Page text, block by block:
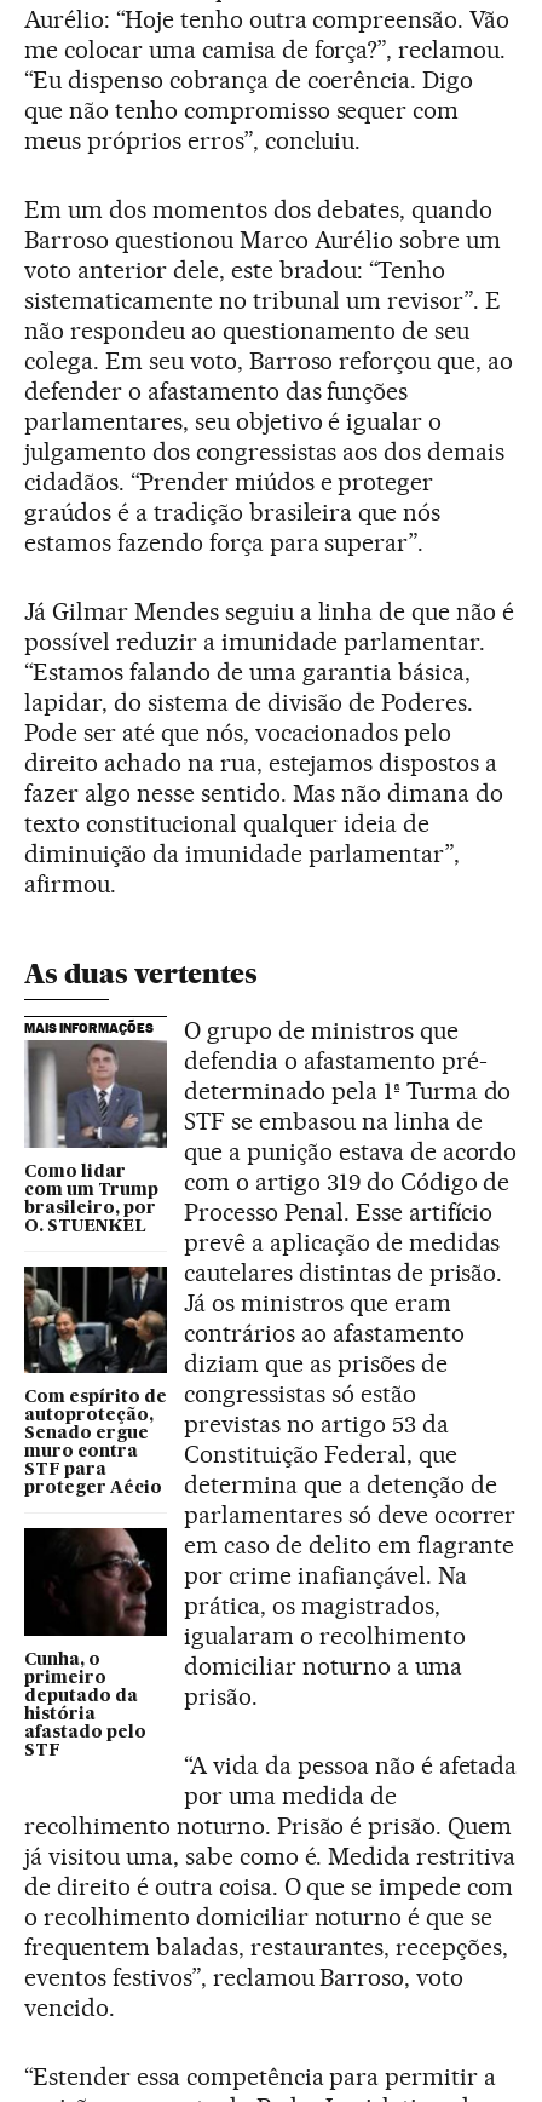
Aurélio: “Hoje tenho outra compreensão. Vão
me colocar uma camisa de força?”, reclamou.
“Eu dispenso cobrança de coerência. Digo
que não tenho compromisso sequer com
meus próprios erros”, concluiu.
Em um dos momentos dos debates, quando
Barroso questionou Marco Aurélio sobre um
voto anterior dele, este bradou: “Tenho
sistematicamente no tribunal um revisor”. E
não respondeu ao questionamento de seu
colega. Em seu voto, Barroso reforçou que, ao
defender o afastamento das funções
parlamentares, seu objetivo é igualar o
julgamento dos congressistas aos dos demais
cidadãos. “Prender miúdos e proteger
graúdos é a tradição brasileira que nós
estamos fazendo força para superar”.
Já Gilmar Mendes seguiu a linha de que não é
possível reduzir a imunidade parlamentar.
“Estamos falando de uma garantia básica,
lapidar, do sistema de divisão de Poderes.
Pode ser até que nós, vocacionados pelo
direito achado na rua, estejamos dispostos a
fazer algo nesse sentido. Mas não dimana do
texto constitucional qualquer ideia de
diminuição da imunidade parlamentar”,
afirmou.
As duas vertentes
MAIS INFORMAÇÕES
Como lidar
com um Trump
brasileiro, por
O. STUENKEL
Com espírito de
autoproteção,
Senado ergue
muro contra
STF para
proteger Aécio
Cunha, o
primeiro
deputado da
história
afastado pelo
STF
O grupo de ministros que
defendia o afastamento pré-
determinado pela 1ª Turma do
STF se embasou na linha de
que a punição estava de acordo
com o artigo 319 do Código de
Processo Penal. Esse artifício
prevê a aplicação de medidas
cautelares distintas de prisão.
Já os ministros que eram
contrários ao afastamento
diziam que as prisões de
congressistas só estão
previstas no artigo 53 da
Constituição Federal, que
determina que a detenção de
parlamentares só deve ocorrer
em caso de delito em flagrante
por crime inafiançável. Na
prática, os magistrados,
igualaram o recolhimento
domiciliar noturno a uma
prisão.
“A vida da pessoa não é afetada
por uma medida de
recolhimento noturno. Prisão é prisão. Quem
já visitou uma, sabe como é. Medida restritiva
de direito é outra coisa. O que se impede com
o recolhimento domiciliar noturno é que se
frequentem baladas, restaurantes, recepções,
eventos festivos”, reclamou Barroso, voto
vencido.
“Estender essa competência para permitir a